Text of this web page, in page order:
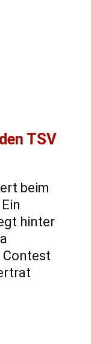
TSV
beim
hinter
Contest